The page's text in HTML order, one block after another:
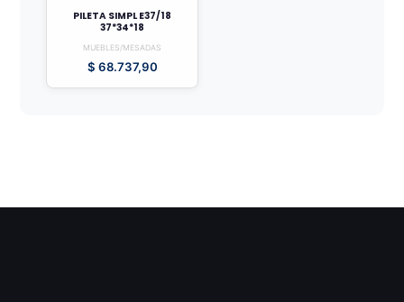
PILETA SIMPL E37/18
37*34*18
MUEBLES/MESADAS
$ 68.737,90